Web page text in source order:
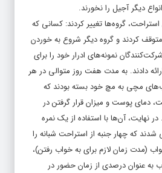
دیگر آجیل را نخورند.
گروه‌ها تغییر کردند: کسانی که
کردند و گروه دیگر شروع به خوردن
نمونه‌های ادرار خود را برای
دادند. به مدت هفت روز متوالی در هر
مچی به مچ خود بسته بودند که
دمای پوست و میزان قرار گرفتن در
نهایت، آن‌ها با استفاده از یک نمره
که چهار جنبه از استراحت شبانه را
(مدت زمان لازم برای به خواب رفتن)،
به عنوان درصدی از زمان حضور در